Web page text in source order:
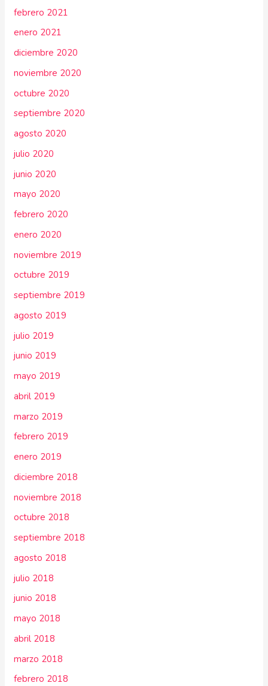
febrero 2021
enero 2021
diciembre 2020
noviembre 2020
octubre 2020
septiembre 2020
agosto 2020
julio 2020
junio 2020
mayo 2020
febrero 2020
enero 2020
noviembre 2019
octubre 2019
septiembre 2019
agosto 2019
julio 2019
junio 2019
mayo 2019
abril 2019
marzo 2019
febrero 2019
enero 2019
diciembre 2018
noviembre 2018
octubre 2018
septiembre 2018
agosto 2018
julio 2018
junio 2018
mayo 2018
abril 2018
marzo 2018
febrero 2018